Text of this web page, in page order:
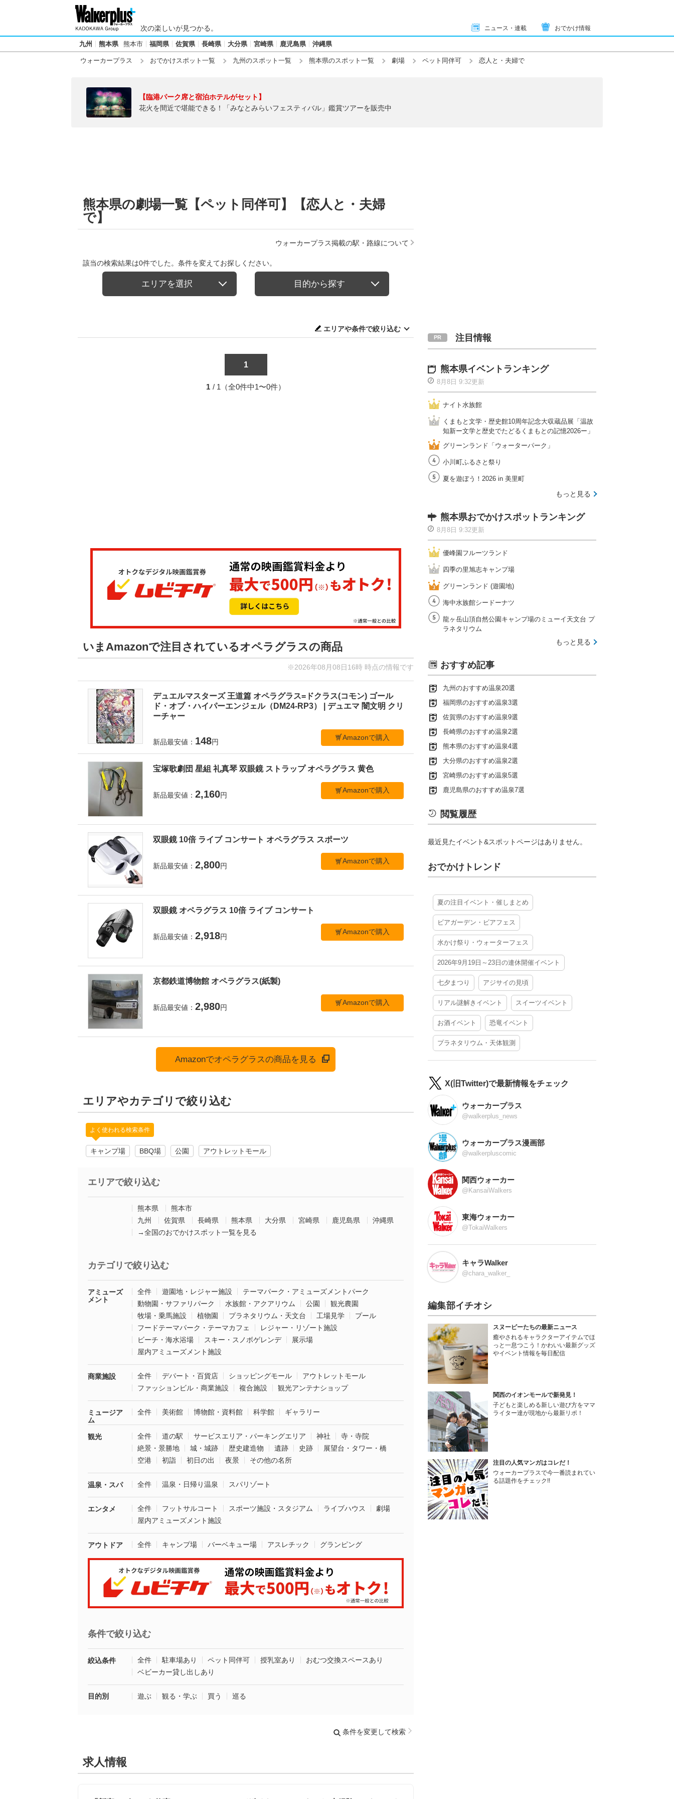
次の楽しいが見つかる。 ニュース・連載 おでかけ情報
九州 熊本県 熊本市 福岡県 佐賀県 長崎県 大分県 宮崎県 鹿児島県 沖縄県
ウォーカープラス おでかけスポット一覧 九州のスポット一覧 熊本県のスポット一覧 劇場 ペット同伴可 恋人と・夫婦で
【臨港パーク席と宿泊ホテルがセット】
花火を間近で堪能できる！「みなとみらいフェスティバル」鑑賞ツアーを販売中
熊本県の劇場一覧【ペット同伴可】【恋人と・夫婦
で】
ウォーカープラス掲載の駅・路線について
該当の検索結果は0件でした。条件を変えてお探しください。
エリアを選択 目的から探す
エリアや条件で絞り込む
1
1 / 1（全0件中1〜0件）
いまAmazonで注目されているオペラグラスの商品
※2026年08月08日16時 時点の情報です
デュエルマスターズ 王道篇 オペラグラス=ドクラス(コモン) ゴール
ド・オブ・ハイパーエンジェル（DM24-RP3） | デュエマ 闇文明 クリ
ーチャー
新品最安値： 148円
Amazonで購入
宝塚歌劇団 星組 礼真琴 双眼鏡 ストラップ オペラグラス 黄色
新品最安値： 2,160円
Amazonで購入
双眼鏡 10倍 ライブ コンサート オペラグラス スポーツ
新品最安値： 2,800円
Amazonで購入
双眼鏡 オペラグラス 10倍 ライブ コンサート
新品最安値： 2,918円
Amazonで購入
京都鉄道博物館 オペラグラス(紙製)
新品最安値： 2,980円
Amazonで購入
Amazonでオペラグラスの商品を見る
エリアやカテゴリで絞り込む
よく使われる検索条件
キャンプ場 BBQ場 公園 アウトレットモール
エリアで絞り込む
熊本県
熊本市
九州
佐賀県 長崎県 熊本県 大分県 宮崎県 鹿児島県
沖縄県
→全国のおでかけスポット一覧を見る
カテゴリで絞り込む
アミューズ
メント
全件 遊園地・レジャー施設
テーマパーク・アミューズメントパーク
動物園・サファリパーク
水族館・アクアリウム 公園
観光農園
牧場・乗馬施設
植物園 プラネタリウム・天文台 工場見学
プール
フードテーマパーク・テーマカフェ
レジャー・リゾート施設
ビーチ・海水浴場
スキー・スノボゲレンデ
展示場
屋内アミューズメント施設
商業施設 全件 デパート・百貨店 ショッピングモール
アウトレットモール
ファッションビル・商業施設
複合施設 観光アンテナショップ
ミュージア
ム
全件 美術館 博物館・資料館 科学館 ギャラリー
観光 全件 道の駅 サービスエリア・パーキングエリア 神社
寺・寺院
絶景・景勝地
城・城跡 歴史建造物 遺跡 史跡
展望台・タワー・橋
空港
初詣 初日の出 夜景 その他の名所
温泉・スパ 全件 温泉・日帰り温泉 スパリゾート
エンタメ 全件 フットサルコート スポーツ施設・スタジアム ライブハウス
劇場
屋内アミューズメント施設
アウトドア 全件 キャンプ場 バーベキュー場 アスレチック グランピング
条件で絞り込む
絞込条件 全件 駐車場あり ペット同伴可 授乳室あり
おむつ交換スペースあり
ベビーカー貸し出しあり
目的別 遊ぶ 観る・学ぶ 買う 巡る
条件を変更して検索
求人情報
注目情報
熊本県イベントランキング
8月8日 9:32更新
ナイト水族館
くまもと文学・歴史館10周年記念大収蔵品展「温故
知新ー文学と歴史でたどるくまもとの記憶2026ー」
グリーンランド「ウォーターパーク」
小川町ふるさと祭り
夏を遊ぼう！2026 in 美里町
もっと見る
熊本県おでかけスポットランキング
8月8日 9:32更新
優峰園フルーツランド
四季の里旭志キャンプ場
グリーンランド (遊園地)
海中水族館シードーナツ
龍ヶ岳山頂自然公園キャンプ場のミューイ天文台 プ
ラネタリウム
もっと見る
おすすめ記事
九州のおすすめ温泉20選
福岡県のおすすめ温泉3選
佐賀県のおすすめ温泉9選
長崎県のおすすめ温泉2選
熊本県のおすすめ温泉4選
大分県のおすすめ温泉2選
宮崎県のおすすめ温泉5選
鹿児島県のおすすめ温泉7選
閲覧履歴
最近見たイベント&スポットページはありません。
おでかけトレンド
夏の注目イベント・催しまとめ
ビアガーデン・ビアフェス
水かけ祭り・ウォーターフェス
2026年9月19日～23日の連休開催イベント
七夕まつり アジサイの見頃
リアル謎解きイベント スイーツイベント
お酒イベント 恐竜イベント
プラネタリウム・天体観測
X(旧Twitter)で最新情報をチェック
ウォーカープラス
@walkerplus_news
ウォーカープラス漫画部
@walkerpluscomic
関西ウォーカー
@KansaiWalkers
東海ウォーカー
@TokaiWalkers
キャラWalker
@chara_walker_
編集部イチオシ
スヌーピーたちの最新ニュース
癒やされるキャラクターアイテムでほ
っと一息つこう！かわいい最新グッズ
やイベント情報を毎日配信
関西のイオンモールで新発見！
子どもと楽しめる新しい遊び方をママ
ライター達が現地から最新リポ！
注目の人気マンガはコレだ！
ウォーカープラスで今一番読まれてい
る話題作をチェック!!